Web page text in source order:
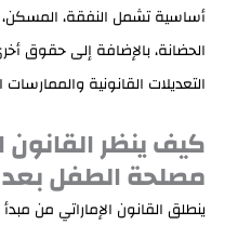
أساسية تشمل النفقة، المسكن،
الحضانة، بالإضافة إلى حقوق
التعديلات القانونية
كيف ينظر القانون
مصلحة الطفل
ينطلق القانون الإماراتي من